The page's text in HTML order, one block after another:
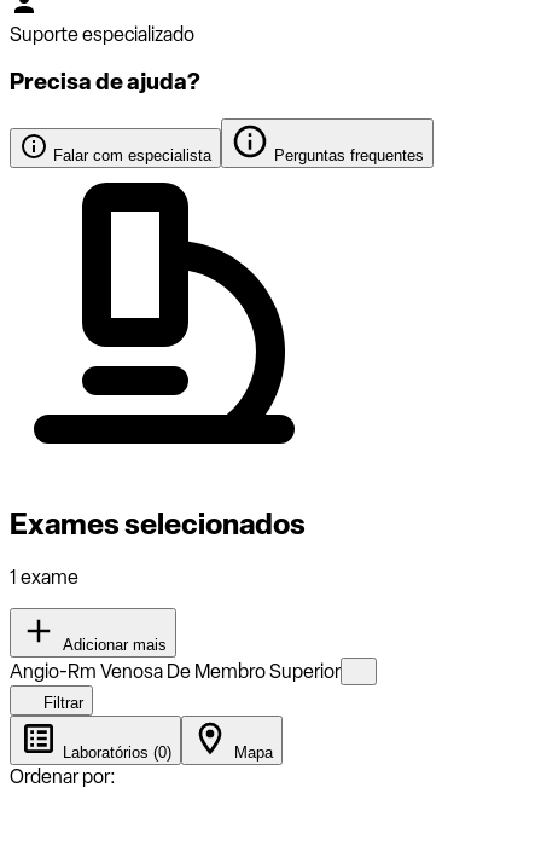
Suporte especializado
Precisa de ajuda?
Falar com especialista Perguntas frequentes
Exames selecionados
1 exame
Adicionar mais
Angio-Rm Venosa De Membro Superior
Filtrar
Laboratórios (0) Mapa
Ordenar por: